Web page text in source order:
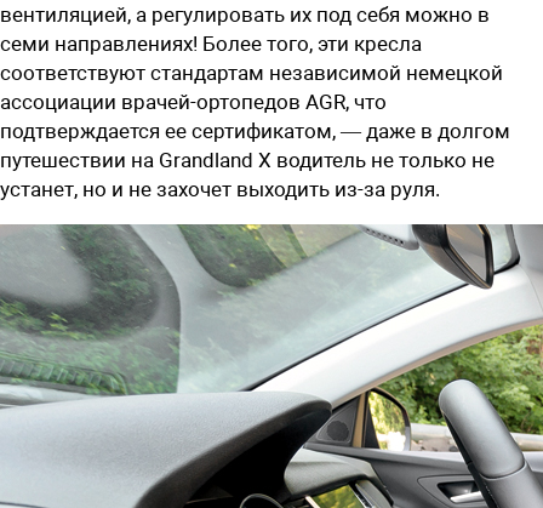
вентиляцией, а регулировать их под себя можно в
семи направлениях! Более того, эти кресла
соответствуют стандартам независимой немецкой
ассоциации ­врачей-ортопедов AGR, что
подтверждается ее сертификатом, — даже в долгом
путешествии на Grandland X водитель не только не
устанет, но и не захочет выходить из-за руля.